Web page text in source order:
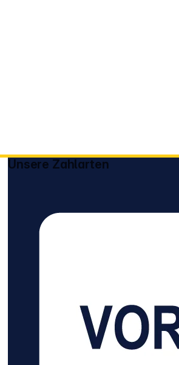
Unsere Zahlarten